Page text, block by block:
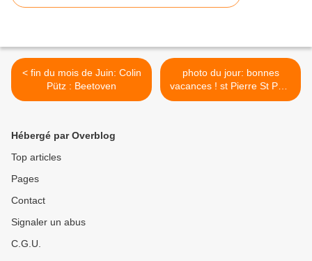
< fin du mois de Juin: Colin
Pütz : Beetoven
photo du jour: bonnes
vacances ! st Pierre St Paul
fssp >
Hébergé par Overblog
Top articles
Pages
Contact
Signaler un abus
C.G.U.